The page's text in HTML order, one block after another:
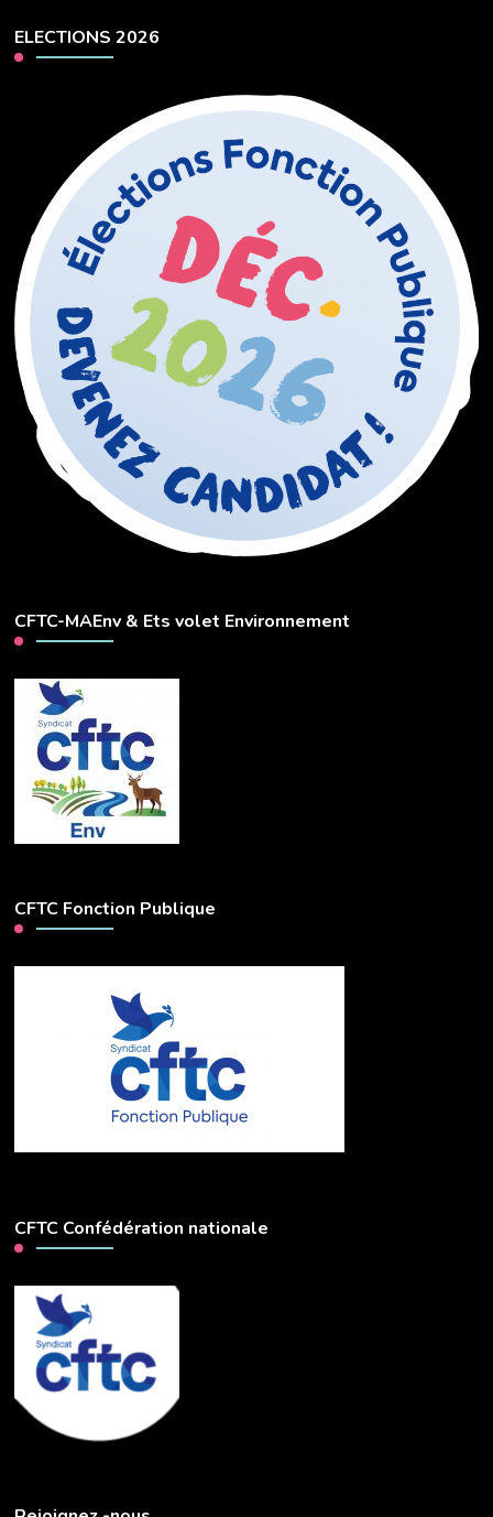
ELECTIONS 2026
CFTC-MAEnv & Ets volet Environnement
CFTC Fonction Publique
CFTC Confédération nationale